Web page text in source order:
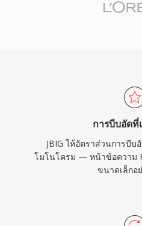
การบีบอัดที่
JBIG ให้อัตราส่วนการบี
โมโนโครม — หน้าข้อความ
ขนาดเล็กอ